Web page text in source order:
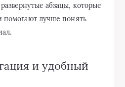
абзацы, которые
помогают лучше понять
и удобный